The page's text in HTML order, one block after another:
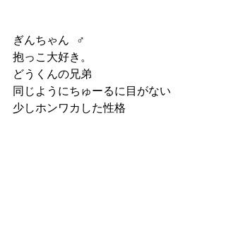
ぎんちゃん  ♂
抱っこ大好き。
どうくんの兄弟
同じようにちゅーるに目がない
少しホンワカした性格